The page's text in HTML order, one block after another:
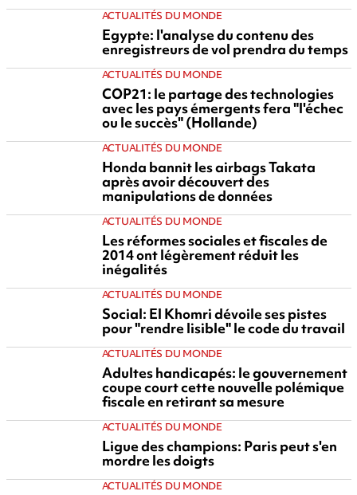
ACTUALITÉS DU MONDE
Egypte: l'analyse du contenu des
enregistreurs de vol prendra du temps
ACTUALITÉS DU MONDE
COP21: le partage des technologies
avec les pays émergents fera "l'échec
ou le succès" (Hollande)
ACTUALITÉS DU MONDE
Honda bannit les airbags Takata
après avoir découvert des
manipulations de données
ACTUALITÉS DU MONDE
Les réformes sociales et fiscales de
2014 ont légèrement réduit les
inégalités
ACTUALITÉS DU MONDE
Social: El Khomri dévoile ses pistes
pour "rendre lisible" le code du travail
ACTUALITÉS DU MONDE
Adultes handicapés: le gouvernement
coupe court cette nouvelle polémique
fiscale en retirant sa mesure
ACTUALITÉS DU MONDE
Ligue des champions: Paris peut s'en
mordre les doigts
ACTUALITÉS DU MONDE